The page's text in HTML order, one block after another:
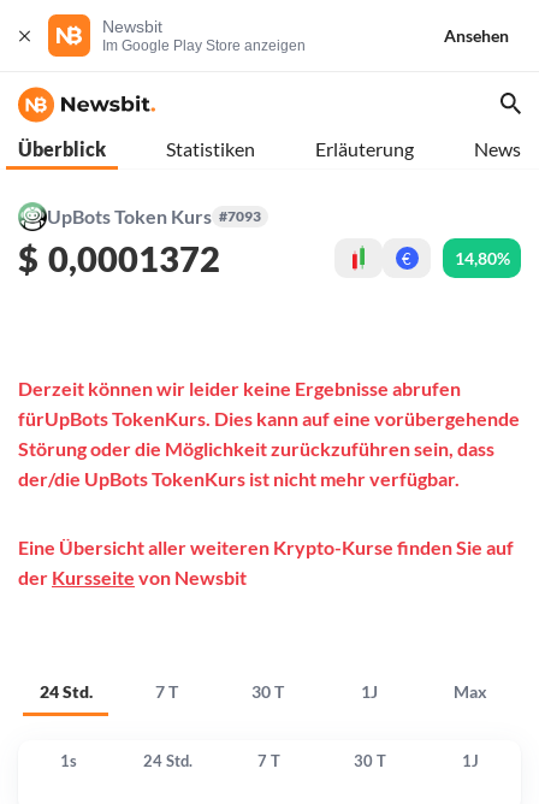
Newsbit
Im Google Play Store anzeigen
Ansehen
Überblick Statistiken Erläuterung News
UpBots Token Kurs #7093
$ 0,0001372 € 14,80%
24 Std. 7 T 30 T 1J Max
Derzeit können wir leider keine Ergebnisse abrufen
fürUpBots TokenKurs. Dies kann auf eine vorübergehende
Störung oder die Möglichkeit zurückzuführen sein, dass
der/die UpBots TokenKurs ist nicht mehr verfügbar.
Eine Übersicht aller weiteren Krypto-Kurse finden Sie auf
der Kursseite von Newsbit
1s 24 Std. 7 T 30 T 1J